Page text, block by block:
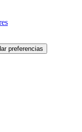
preferencias